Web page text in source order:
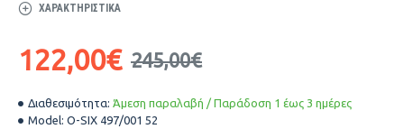
ΧΑΡΑΚΤΗΡΙΣΤΙΚΆ
Διαθεσιμότητα: Άμεση παραλαβή / Παράδοση 1 έως 3 ημέρες
Model: O-SIX 497/001 52
122,00€ 245,00€